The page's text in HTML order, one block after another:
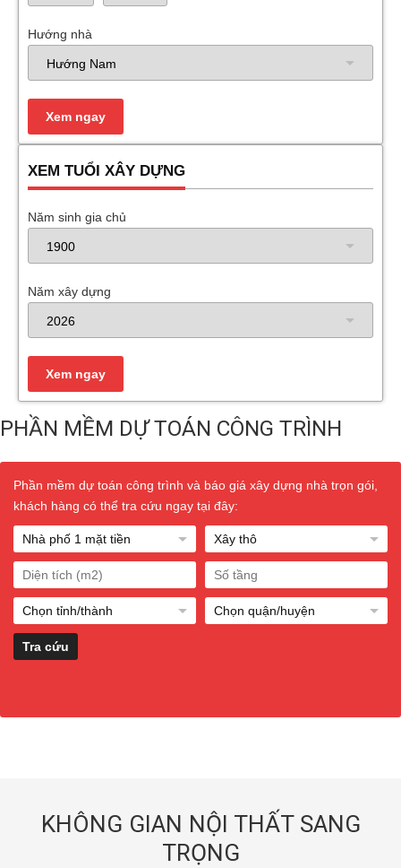
Hướng nhà
XEM TUỔI XÂY DỰNG
Năm sinh gia chủ
Năm xây dựng
PHẦN MỀM DỰ TOÁN CÔNG TRÌNH
Phần mềm dự toán công trình và báo giá xây dựng nhà trọn gói,
khách hàng có thể tra cứu ngay tại đây:
KHÔNG GIAN NỘI THẤT SANG
TRỌNG